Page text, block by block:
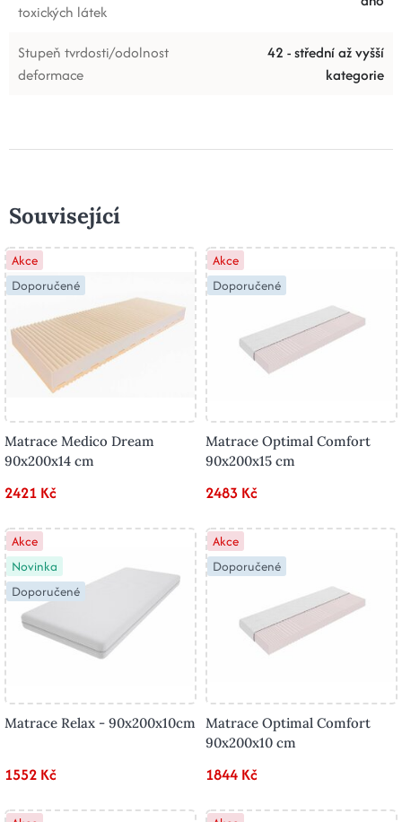
toxických látek
Stupeň tvrdosti/odolnost
deformace
42 - střední až vyšší
kategorie
Související
Akce
Doporučené
Matrace Medico Dream
90x200x14 cm
2421 Kč
Akce
Doporučené
Matrace Optimal Comfort
90x200x15 cm
2483 Kč
Akce
Novinka
Doporučené
Matrace Relax - 90x200x10cm
1552 Kč
Akce
Doporučené
Matrace Optimal Comfort
90x200x10 cm
1844 Kč